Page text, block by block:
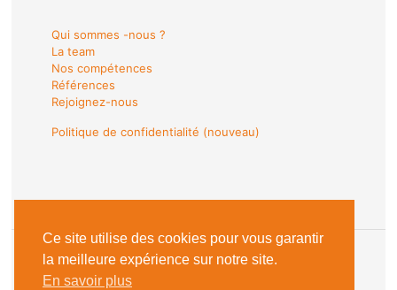
Qui sommes -nous ?
La team
Nos compétences
Références
Rejoignez-nous
Politique de confidentialité (nouveau)
Ce site utilise des cookies pour vous garantir
la meilleure expérience sur notre site.
En savoir plus